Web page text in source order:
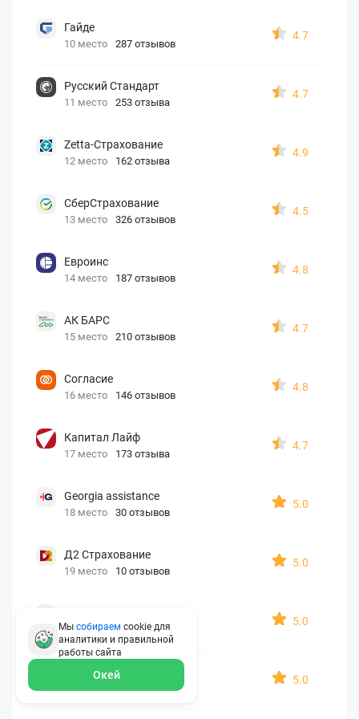
Гайде
10 место 287 отзывов
4.7
Русский Стандарт
11 место 253 отзыва
4.7
Zetta-Страхование
12 место 162 отзыва
4.9
СберСтрахование
13 место 326 отзывов
4.5
Евроинс
14 место 187 отзывов
4.8
АК БАРС
15 место 210 отзывов
4.7
Согласие
16 место 146 отзывов
4.8
Капитал Лайф
17 место 173 отзыва
4.7
Georgia assistance
18 место 30 отзывов
5.0
Д2 Страхование
19 место 10 отзывов
5.0
20 место 7 отзывов
5.0
OxySport
5.0
Мы собираем cookie для
аналитики и правильной
работы сайта
Окей